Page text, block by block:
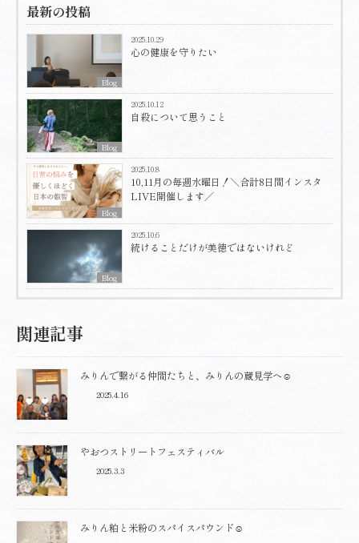
最新の投稿
Blog
2025.10.29
心の健康を守りたい
Blog
2025.10.12
自殺について思うこと
Blog
2025.10.8
10,11月の毎週水曜日！＼合計8日間インスタ
LIVE開催します／
Blog
2025.10.6
続けることだけが美徳ではないけれど
関連記事
みりんで繋がる仲間たちと、みりんの蔵見学へ☺️
2025.4.16
やおつストリートフェスティバル
2025.3.3
みりん粕と米粉のスパイスパウンド☺️